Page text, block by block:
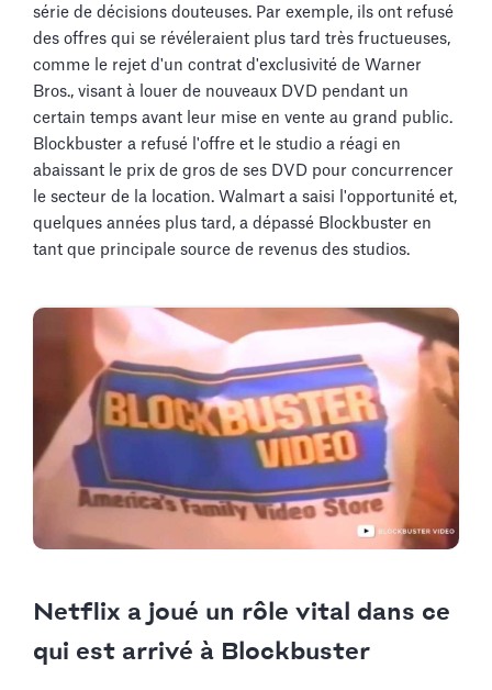
série de décisions douteuses. Par exemple, ils ont refusé
des offres qui se révéleraient plus tard très fructueuses,
comme le rejet d'un contrat d'exclusivité de Warner
Bros., visant à louer de nouveaux DVD pendant un
certain temps avant leur mise en vente au grand public.
Blockbuster a refusé l'offre et le studio a réagi en
abaissant le prix de gros de ses DVD pour concurrencer
le secteur de la location. Walmart a saisi l'opportunité et,
quelques années plus tard, a dépassé Blockbuster en
tant que principale source de revenus des studios.
Netflix a joué un rôle vital dans ce
qui est arrivé à Blockbuster